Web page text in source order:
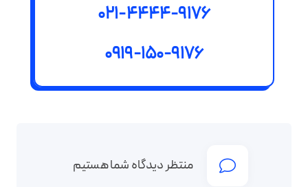
021-4444-9176
0919-150-9176
منتظر دیدگاه شما هستیم